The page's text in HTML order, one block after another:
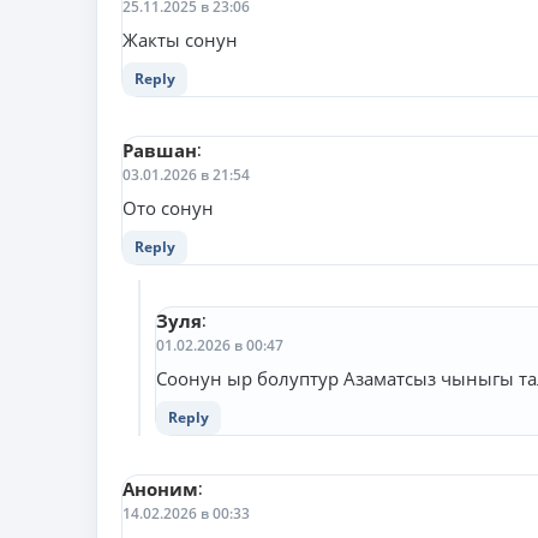
25.11.2025 в 23:06
Жакты сонун
Reply
Равшан:
03.01.2026 в 21:54
Ото сонун
Reply
Зуля:
01.02.2026 в 00:47
Соонун ыр болуптур Азаматсыз чыныгы
Reply
Аноним:
14.02.2026 в 00:33